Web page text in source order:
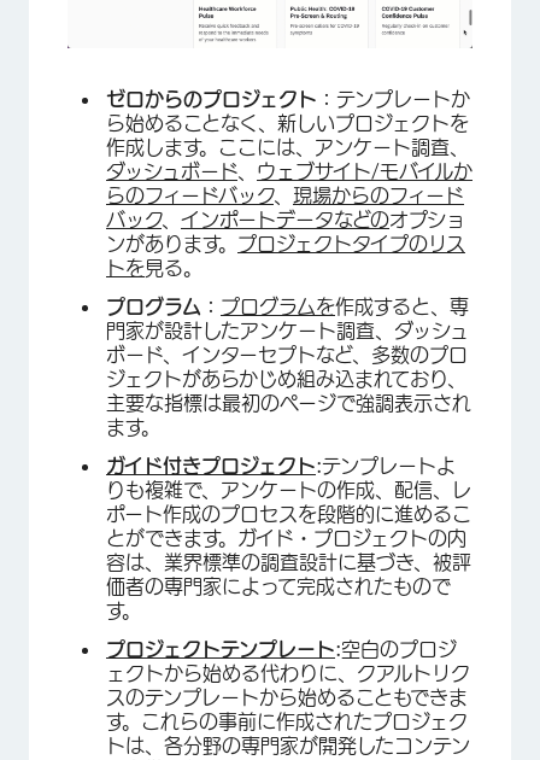
ゼロからのプロジェクト： テンプレートか
ら始めることなく、新しいプロジェクトを
作成します。ここには、アンケート調査、
ダッシュボード、 ウェブサイト/モバイルか
らのフィードバック、 現場からのフィード
バック、 インポートデータなどのオプショ
ンがあります。 プロジェクトタイプのリス
トを見る。
プログラム： プログラムを作成すると、専
門家が設計したアンケート調査、ダッシュ
ボード、インターセプトなど、多数のプロ
ジェクトがあらかじめ組み込まれており、
主要な指標は最初のページで強調表示され
ます。
ガイド付きプロジェクト:テンプレートよ
りも複雑で、アンケートの作成、配信、レ
ポート作成のプロセスを段階的に進めるこ
とができます。ガイド・プロジェクトの内
容は、業界標準の調査設計に基づき、被評
価者の専門家によって完成されたもので
す。
プロジェクトテンプレート:空白のプロジ
ェクトから始める代わりに、クアルトリク
スのテンプレートから始めることもできま
す。これらの事前に作成されたプロジェク
トは、各分野の専門家が開発したコンテン